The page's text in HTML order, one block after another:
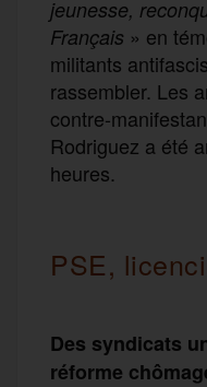
jeunesse,
Français » en
militants
rassembler. Les
contre-
Rodriguez a été
heures.
PSE,
Des syndicats
réforme